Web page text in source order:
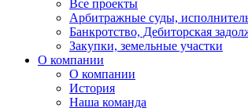
Все проекты
Арбитражные суды,
Банкротство, Дебиторская
Закупки, земельные участки
О компании
О компании
История
Наша команда